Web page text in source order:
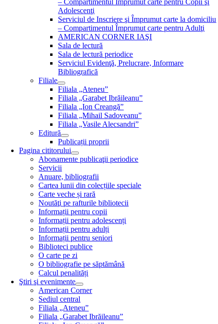
– Compartimentul Împrumut carte pentru Copii şi
Adolescenţi
Serviciul de Inscriere şi Împrumut carte la domiciliu
– Compartimentul Împrumut carte pentru Adulţi
AMERICAN CORNER IAŞI
Sala de lectură
Sala de lectură periodice
Serviciul Evidenţă, Prelucrare, Informare
Bibliografică
Filiale
Filiala „Ateneu”
Filiala „Garabet Ibrăileanu”
Filiala „Ion Creangă”
Filiala „Mihail Sadoveanu”
Filiala „Vasile Alecsandri”
Editură
Publicații proprii
Pagina cititorului
Abonamente publicaţii periodice
Servicii
Anuare, bibliografii
Cartea lunii din colecțiile speciale
Carte veche și rară
Noutăţi pe rafturile bibliotecii
Informații pentru copii
Informații pentru adolescenți
Informații pentru adulți
Informații pentru seniori
Biblioteci publice
O carte pe zi
O bibliografie pe săptămână
Calcul penalități
Ştiri şi evenimente
American Corner
Sediul central
Filiala „Ateneu”
Filiala „Garabet Ibrăileanu”